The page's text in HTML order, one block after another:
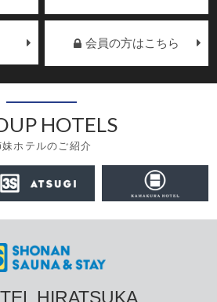
会員の方はこちら
HOTELS
妹ホテルのご紹介
HIRATSUKA